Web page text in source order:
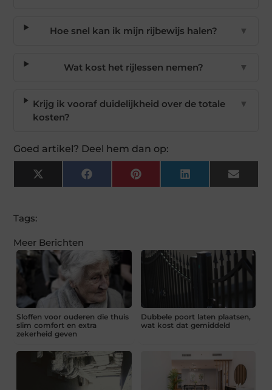
Hoe snel kan ik mijn rijbewijs halen? ▼
Wat kost het rijlessen nemen? ▼
Krijg ik vooraf duidelijkheid over de totale
kosten?
▼
Goed artikel? Deel hem dan op:
X
(Twitter)
FacebookPinterest LinkedIn Email
Tags:
Meer Berichten
Sloffen voor ouderen die thuis
slim comfort en extra
zekerheid geven
Dubbele poort laten plaatsen,
wat kost dat gemiddeld